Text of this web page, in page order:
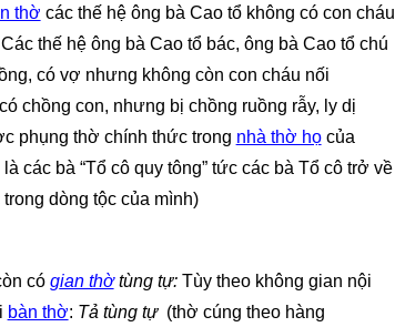
thờ các thế hệ ông bà Cao tổ không có con cháu
thế hệ ông bà Cao tổ bác, ông bà Cao tổ chú
có vợ nhưng không còn con cháu nối
chồng con, nhưng bị chồng ruồng rẫy, ly dị
phụng thờ chính thức trong nhà thờ họcủa
các bà “Tổ cô quy tông” tức các bà Tổ cô trở về
dòng tộc của mình)
có gian thờtùng tự:Tùy theo không gian nội
bàn thờ: Tả tùng tự (thờ cúng theo hàng